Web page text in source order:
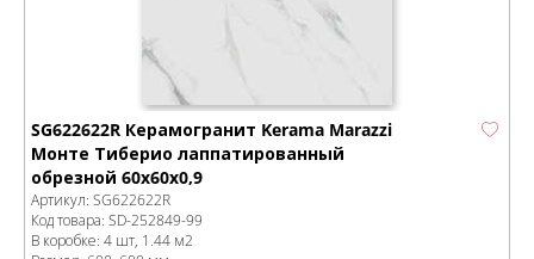
SG622622R Керамогранит Kerama Marazzi
Монте Тиберио лаппатированный
обрезной 60x60x0,9
Артикул: SG622622R
Код товара: SD-252849-99
В коробке: 4 шт, 1.44 м2